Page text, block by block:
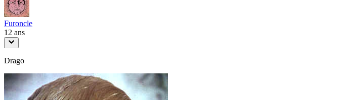
Furoncle
12 ans
Drago